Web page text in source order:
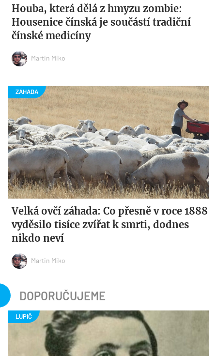
Houba, která dělá z hmyzu zombie:
Housenice čínská je součástí tradiční
čínské medicíny
Martin Miko
Velká ovčí záhada: Co přesně v roce 1888
vyděsilo tisíce zvířat k smrti, dodnes
nikdo neví
Martin Miko
DOPORUČUJEME